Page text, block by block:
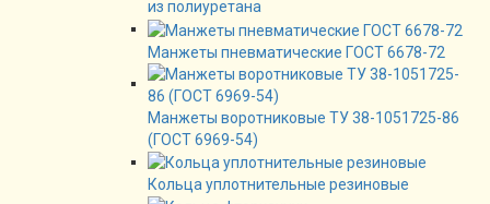
из полиуретана
Манжеты пневматические ГОСТ 6678-72
Манжеты воротниковые ТУ 38-1051725-86
(ГОСТ 6969-54)
Кольца уплотнительные резиновые